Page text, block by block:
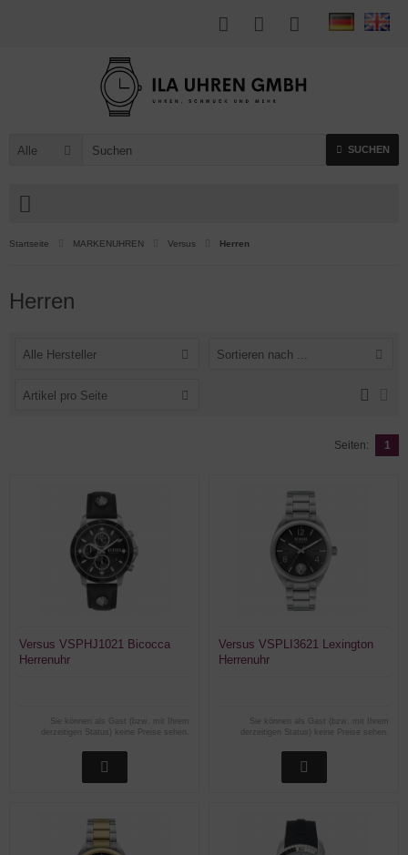
Alle SUCHEN
Startseite MARKENUHREN Versus Herren
Herren
Alle Hersteller Sortieren nach ...
Artikel pro Seite
Seiten: 1
Versus VSPHJ1021 Bicocca
Herrenuhr
Sie können als Gast (bzw. mit Ihrem
derzeitigen Status) keine Preise sehen.
Versus VSPLI3621 Lexington
Herrenuhr
Sie können als Gast (bzw. mit Ihrem
derzeitigen Status) keine Preise sehen.